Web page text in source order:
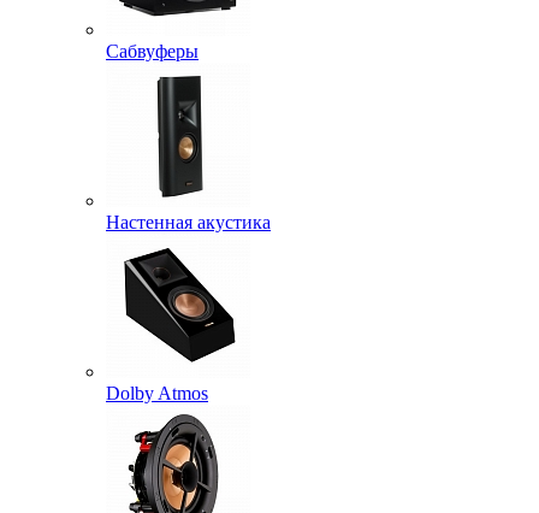
Сабвуферы
Настенная акустика
Dolby Atmos